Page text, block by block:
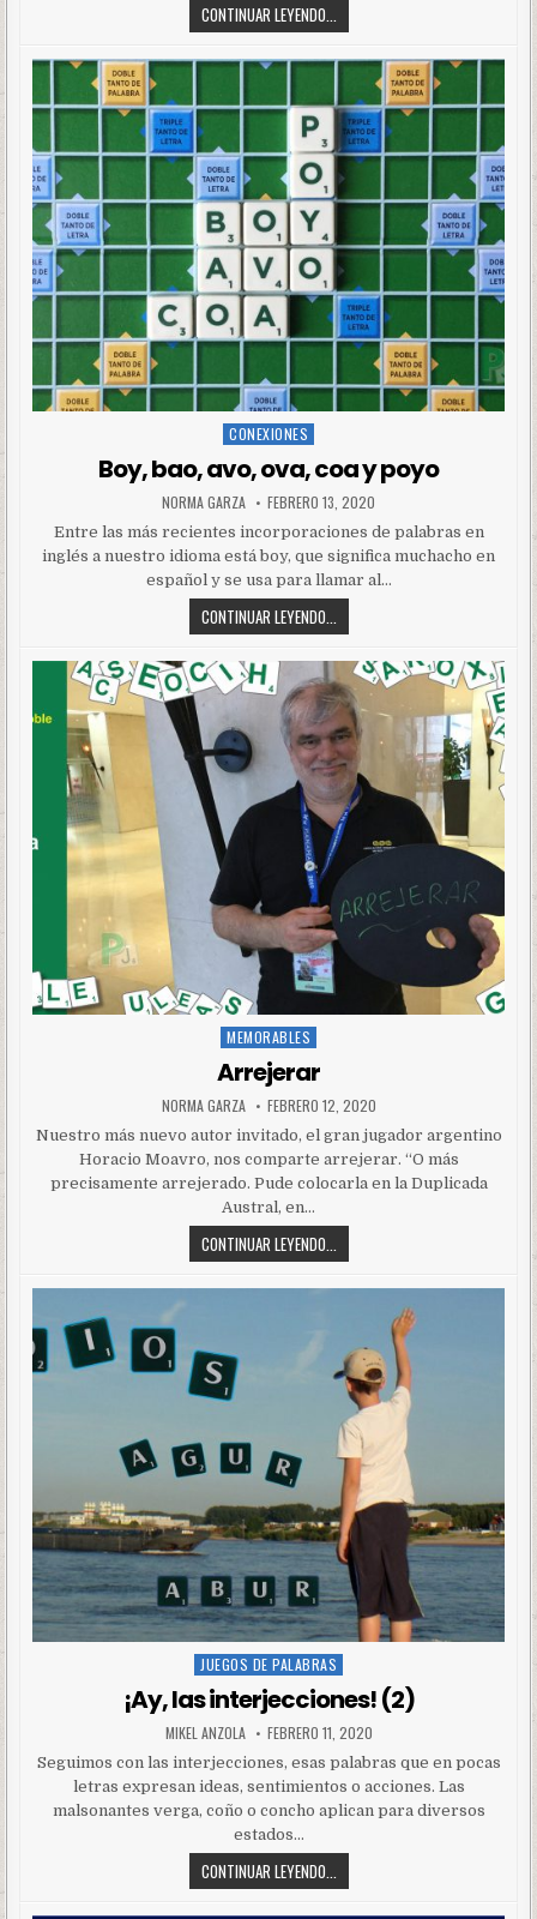
CONTINUAR LEYENDO...
Posted
CONEXIONES
Boy, bao, avo, ova, coa y poyo
NORMA GARZA FEBRERO 13, 2020
Entre las más recientes incorporaciones de palabras en
inglés a nuestro idioma está boy, que significa muchacho en
español y se usa para llamar al…
CONTINUAR LEYENDO...
Posted
in
MEMORABLES
Arrejerar
NORMA GARZA FEBRERO 12, 2020
Nuestro más nuevo autor invitado, el gran jugador argentino
Horacio Moavro, nos comparte arrejerar. “O más
precisamente arrejerado. Pude colocarla en la Duplicada
Austral, en…
CONTINUAR LEYENDO...
Posted
JUEGOS DE PALABRAS
¡Ay, las interjecciones! (2)
MIKEL ANZOLA FEBRERO 11, 2020
Seguimos con las interjecciones, esas palabras que en pocas
letras expresan ideas, sentimientos o acciones. Las
malsonantes verga, coño o concho aplican para diversos
estados…
CONTINUAR LEYENDO...